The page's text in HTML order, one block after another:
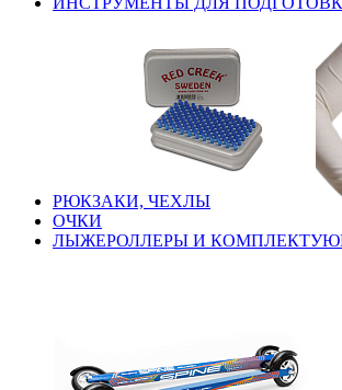
РЮКЗАКИ, ЧЕХЛЫ
ОЧКИ
ЛЫЖЕРОЛЛЕРЫ И